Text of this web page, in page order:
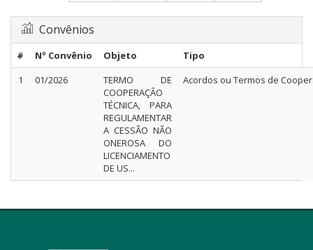
Convênios
# Nº Convênio Objeto
Tipo
1
01/2026
TERMO DE
COOPERAÇÃO
TÉCNICA, PARA
REGULAMENTAR
A CESSÃO NÃO
ONEROSA DO
LICENCIAMENTO
DE US...
Acordos ou Termos de